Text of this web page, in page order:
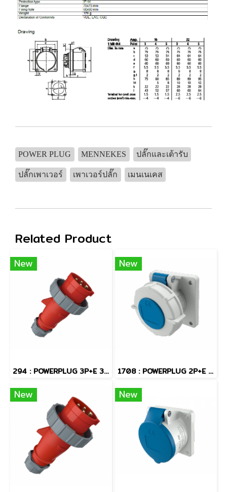
POWER PLUG MENNEKES ปลั๊กและเต้ารับ
ปลั๊กเพาเวอร์ เพาเวอร์ปลั๊ก เมนเนเคส
Related Product
New
294 : POWERPLUG 3P+E 32A400Vผู้(IP67)
New
1708 : POWERPLUG 2P+E 16A230Vเมียฝัง(IP67)
New New